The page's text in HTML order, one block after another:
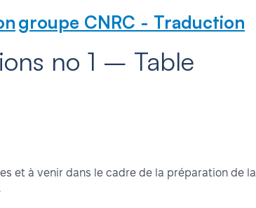
groupe CNRC - Traduction
no 1 – Table
et à venir dans le cadre de la préparation de la